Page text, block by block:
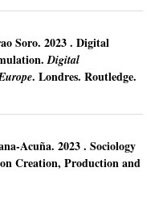
Soro. 2023. Digital
Digital
. Londres. Routledge.
Acuña. 2023. Sociology
Creation, Production and